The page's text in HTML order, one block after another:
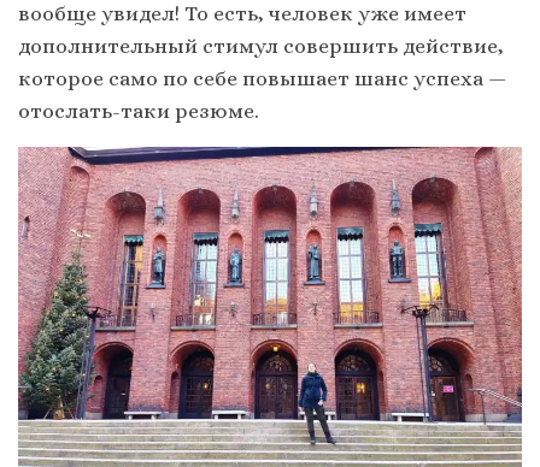
вообще увидел! То есть, человек уже имеет
дополнительный стимул совершить действие,
которое само по себе повышает шанс успеха —
отослать-таки резюме.